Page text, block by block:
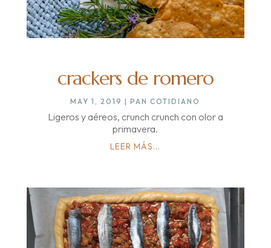
crackers de romero
MAY 1, 2019 |PAN COTIDIANO
Ligeros y aéreos, crunch crunch con olor a
primavera.
LEER MÁS...